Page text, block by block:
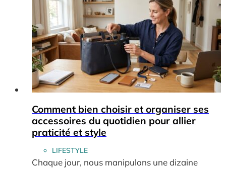
Comment bien choisir et organiser ses
accessoires du quotidien pour allier
praticité et style
LIFESTYLE
Chaque jour, nous manipulons une dizaine